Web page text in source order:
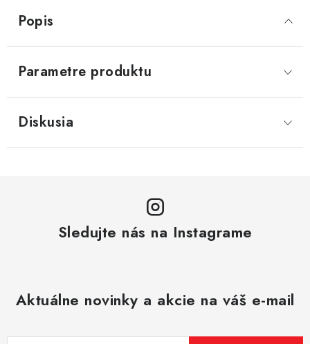
Popis
Parametre produktu
Diskusia
Sledujte nás na Instagrame
Aktuálne novinky a akcie na váš e-mail